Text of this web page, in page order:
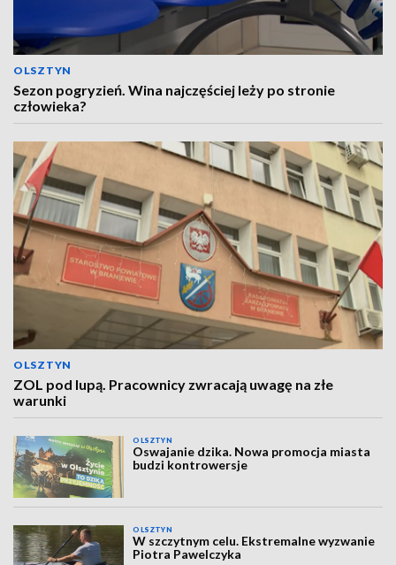
OLSZTYN
Sezon pogryzień. Wina najczęściej leży po stronie
człowieka?
OLSZTYN
ZOL pod lupą. Pracownicy zwracają uwagę na złe
warunki
OLSZTYN
Oswajanie dzika. Nowa promocja miasta
budzi kontrowersje
OLSZTYN
W szczytnym celu. Ekstremalne wyzwanie
Piotra Pawelczyka